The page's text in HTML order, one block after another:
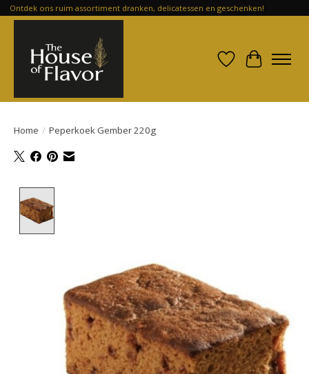
Ontdek ons ruim assortiment dranken, delicatessen en geschenken!
Verlanglijst
Home / Peperkoek Gember 220g